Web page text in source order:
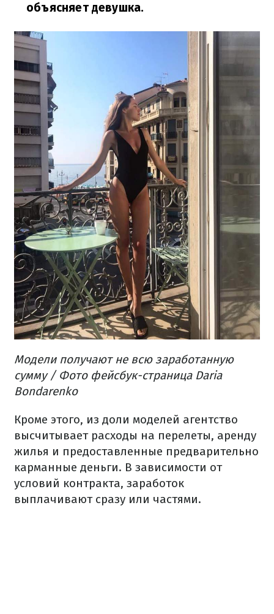
объясняет девушка.
Модели получают не всю заработанную
сумму / Фото фейсбук-страница Daria
Bondarenko
Кроме этого, из доли моделей агентство
высчитывает расходы на перелеты, аренду
жилья и предоставленные предварительно
карманные деньги. В зависимости от
условий контракта, заработок
выплачивают сразу или частями.